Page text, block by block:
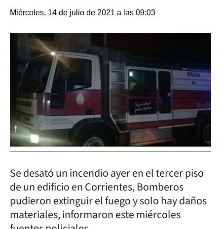
Miércoles, 14 de julio de 2021 a las 09:03
Se desató un incendio ayer en el tercer piso
de un edificio en Corrientes, Bomberos
pudieron extinguir el fuego y solo hay daños
materiales, informaron este miércoles